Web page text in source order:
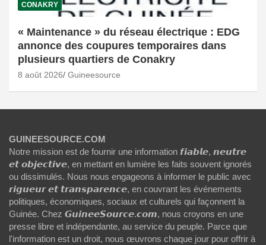
CONAKRY
« Maintenance » du réseau électrique : EDG
annonce des coupures temporaires dans
plusieurs quartiers de Conakry
8 août 2026 Guineesource
GUINEESOURCE.COM
Notre mission est de fournir une information 𝙛𝙞𝙖𝙗𝙡𝙚, 𝙣𝙚𝙪𝙩𝙧𝙚
𝙚𝙩 𝙤𝙗𝙟𝙚𝙘𝙩𝙞𝙫𝙚, en mettant en lumière les faits souvent ignorés
ou dissimulés. Nous nous engageons à informer le public avec
𝙧𝙞𝙜𝙪𝙚𝙪𝙧 𝙚𝙩 𝙩𝙧𝙖𝙣𝙨𝙥𝙖𝙧𝙚𝙣𝙘𝙚, en couvrant les événements
politiques, économiques, sociaux et culturels qui façonnent la
Guinée. Chez 𝙂𝙪𝙞𝙣𝙚𝙚𝙎𝙤𝙪𝙧𝙘𝙚.𝙘𝙤𝙢, nous croyons en une
presse libre et indépendante, au service du peuple. Parce que
l'information est un droit, nous œuvrons chaque jour pour offrir à